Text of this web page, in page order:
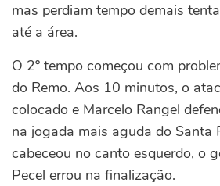
mas perdiam tempo demais
até a área.
O 2º tempo começou com
do Remo. Aos 10 minutos, o
colocado e Marcelo Rangel
na jogada mais aguda do Santa
cabeceou no canto esquerdo, o
Pecel errou na finalização.